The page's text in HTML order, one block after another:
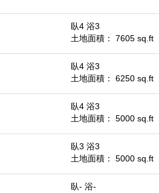
臥4 浴3
土地面積： 7605 sq.ft
臥4 浴3
土地面積： 6250 sq.ft
臥4 浴3
土地面積： 5000 sq.ft
臥3 浴3
土地面積： 5000 sq.ft
臥- 浴-